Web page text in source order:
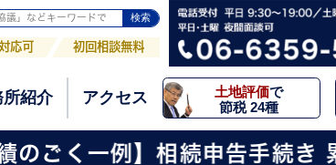
応可 初回相談無料
所紹介 アクセス 土地評価で
節税 24種
紹介 アクセス 土地評価で
節税 24種
く一例】相続申告手続き 累